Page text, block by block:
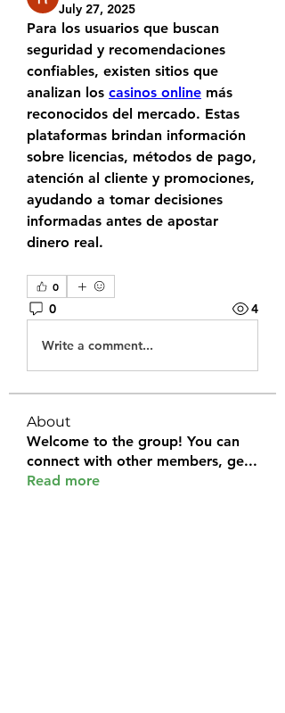
July 27, 2025
Para los usuarios que buscan
seguridad y recomendaciones
confiables, existen sitios que
analizan los casinos online más
reconocidos del mercado. Estas
plataformas brindan información
sobre licencias, métodos de pago,
atención al cliente y promociones,
ayudando a tomar decisiones
informadas antes de apostar
dinero real.
0
0 4
Write a comment...
About
Welcome to the group! You can
connect with other members, ge...
Read more